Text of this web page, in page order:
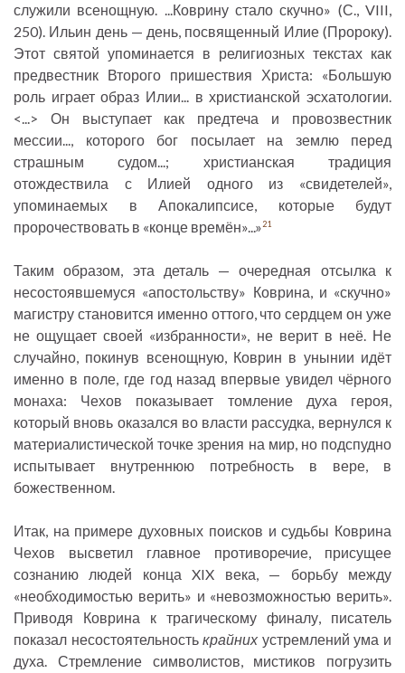
служили всенощную. ...Коврину стало скучно» (С., VIII,
250). Ильин день — день, посвященный Илие (Пророку).
Этот святой упоминается в религиозных текстах как
предвестник Второго пришествия Христа: «Большую
роль играет образ Илии... в христианской эсхатологии.
<...> Он выступает как предтеча и провозвестник
мессии..., которого бог посылает на землю перед
страшным судом...; христианская традиция
отождествила с Илией одного из «свидетелей»,
упоминаемых в Апокалипсисе, которые будут
пророчествовать в «конце времён»...»21
Таким образом, эта деталь — очередная отсылка к
несостоявшемуся «апостольству» Коврина, и «скучно»
магистру становится именно оттого, что сердцем он уже
не ощущает своей «избранности», не верит в неё. Не
случайно, покинув всенощную, Коврин в унынии идёт
именно в поле, где год назад впервые увидел чёрного
монаха: Чехов показывает томление духа героя,
который вновь оказался во власти рассудка, вернулся к
материалистической точке зрения на мир, но подспудно
испытывает внутреннюю потребность в вере, в
божественном.
Итак, на примере духовных поисков и судьбы Коврина
Чехов высветил главное противоречие, присущее
сознанию людей конца XIX века, — борьбу между
«необходимостью верить» и «невозможностью верить».
Приводя Коврина к трагическому финалу, писатель
показал несостоятельностькрайнихустремлений ума и
духа. Стремление символистов, мистиков погрузить